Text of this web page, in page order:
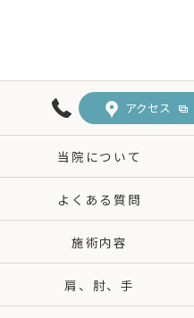
アクセス
当院について
よくある質問
施術内容
肩、肘、手